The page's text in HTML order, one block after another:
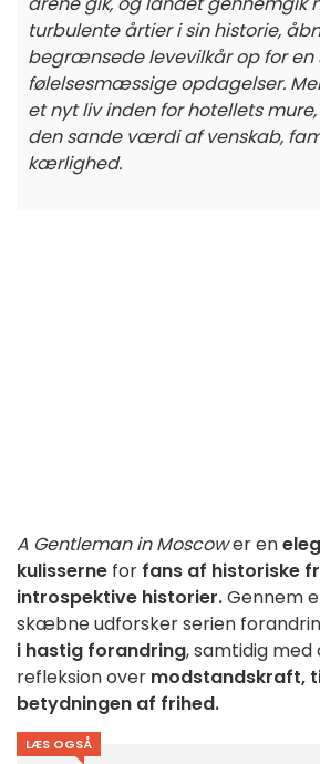
turbulente årtier i sin historie,
begrænsede levevilkår op for en
følelsesmæssige opdagelser.
et nyt liv inden for hotellets
den sande værdi af venskab,
kærlighed.
A Gentleman in Moscower en
kulisserne for fans af historiske
introspektive historier.Gennem
skæbne udforsker serien
i hastig forandring, samtidig
refleksion over modstandskraft,
betydningen af frihed.
LÆS OGSÅ